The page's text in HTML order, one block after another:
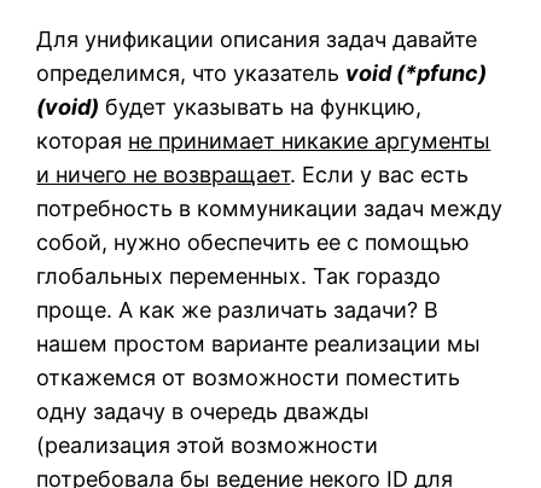
Для унификации описания задач давайте
определимся, что указатель void (*pfunc)
(void) будет указывать на функцию,
которая не принимает никакие аргументы
и ничего не возвращает. Если у вас есть
потребность в коммуникации задач между
собой, нужно обеспечить ее с помощью
глобальных переменных. Так гораздо
проще. А как же различать задачи? В
нашем простом варианте реализации мы
откажемся от возможности поместить
одну задачу в очередь дважды
(реализация этой возможности
потребовала бы ведение некого ID для